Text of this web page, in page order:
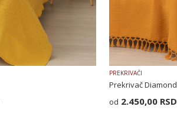
PREKRIVAČI
Prekrivač Diamond
2.450,00 RSD